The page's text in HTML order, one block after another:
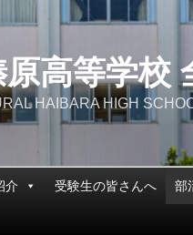
高等学校
HAIBARA HIGH
介 受験生の皆さんへ 部